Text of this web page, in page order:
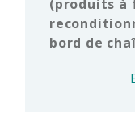
(produits à
bord de